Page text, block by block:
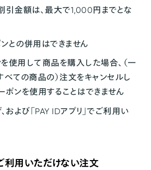
引金額は、最大で1,000円までとな
との併用はできません
使用して商品を購入した場合、（一
べての商品の）注文をキャンセルし
ポンを使用することはできません
および「PAY IDアプリ」でご利用い
利用いただけない注文